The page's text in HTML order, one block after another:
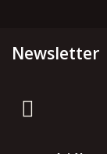
Newsletter